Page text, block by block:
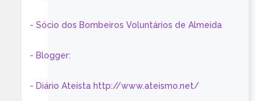
- Sócio dos Bombeiros Voluntários de Almeida
- Blogger:
- Diário Ateísta http://www.ateismo.net/